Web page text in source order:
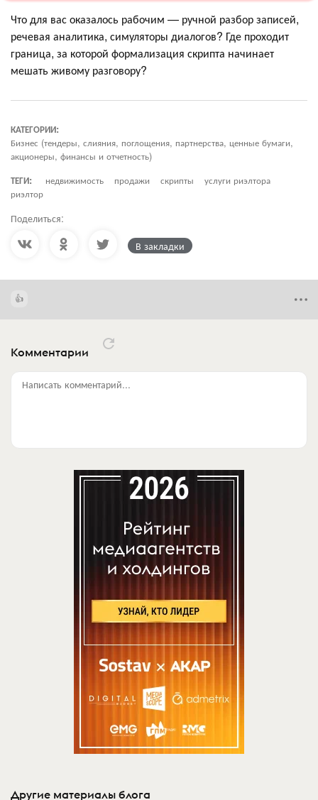
Что для вас оказалось рабочим — ручной разбор записей,
речевая аналитика, симуляторы диалогов? Где проходит
граница, за которой формализация скрипта начинает
мешать живому разговору?
КАТЕГОРИИ:
Бизнес (тендеры, слияния, поглощения, партнерства, ценные бумаги,
акционеры, финансы и отчетность)
ТЕГИ:
недвижимость продажи скрипты
услуги риэлтора
риэлтор
Поделиться:
В закладки
Комментарии
Написать комментарий...
Другие материалы блога